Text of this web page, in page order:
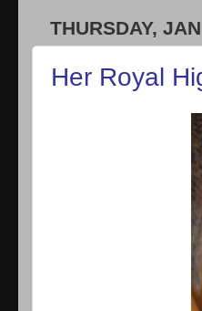
THURSDAY,
Her Royal